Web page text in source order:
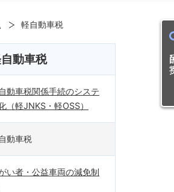
目
軽自動車税
動車税
動車税関係手続のシステ
（軽JNKS・軽OSS）
動車税
い者・公益車両の減免制